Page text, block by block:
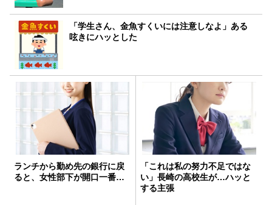
「学生さん、金魚すくいには注意しなよ」ある
呟きにハッとした
ランチから勤め先の銀行に戻
ると、女性部下が開口一番…
「これは私の努力不足ではな
い」長崎の高校生が…ハッと
する主張